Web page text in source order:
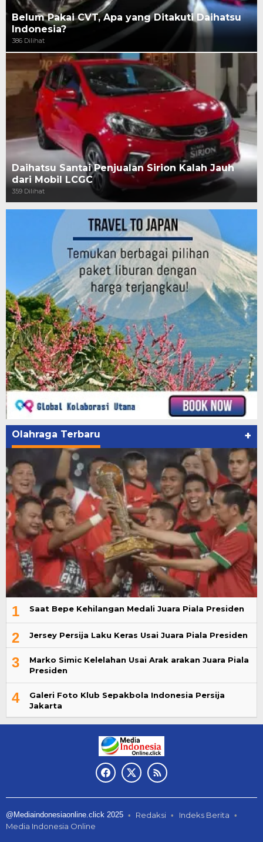
Belum Pakai CVT, Apa yang Ditakuti Daihatsu
Indonesia?
386 Dilihat
Daihatsu Santai Penjualan Sirion Kalah Jauh
dari Mobil LCGC
359 Dilihat
Olahraga Terbaru +
1 Saat Bepe Kehilangan Medali Juara Piala Presiden
2 Jersey Persija Laku Keras Usai Juara Piala Presiden
3
Marko Simic Kelelahan Usai Arak arakan Juara Piala
Presiden
4
Galeri Foto Klub Sepakbola Indonesia Persija
Jakarta
@Mediaindonesiaonline.click 2025 Redaksi
Indeks Berita
Media Indonesia Online